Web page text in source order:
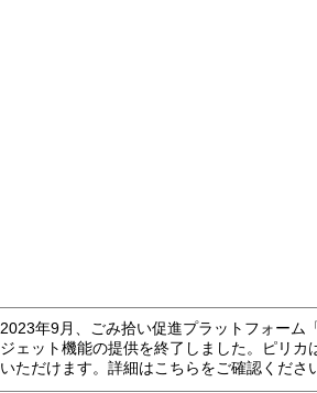
2023年9月、ごみ拾い促進プラットフォーム
ジェット機能の提供を終了しました。ピリカ
いただけます。詳細はこちらをご確認くださ